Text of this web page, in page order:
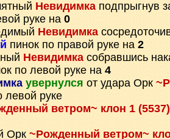
Невидимкаподпрыгнув
руке на 0
Невидимка
пинок по правой руке на 2
Невидимкасобравшись
по левой руке на 4
увернулся от удара Орк
левой руке
ветром~ клон 1
Орк ~Рожденный ветром~